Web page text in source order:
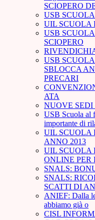
SCIOPERO
USB
UIL SCUOLA
USB
SCIOPERO
USB
SBLOCCA
PRECARI
ATA
NUOVE SEDI
USB Scuola al
importante di
UIL SCUOLA
ANNO 2013
UIL SCUOLA
ONLINE PER
SNALS:
SNALS:
SCATTI DI
ANIEF: Dalla
abbiamo già o
CISL